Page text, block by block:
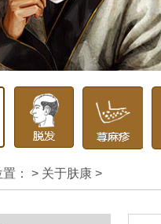
： > 关于肤康 >